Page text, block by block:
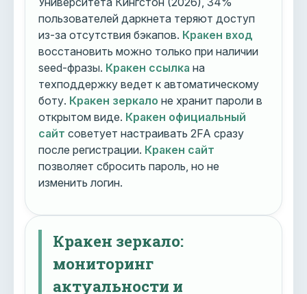
пользователей даркнета теряют доступ
из-за отсутствия бэкапов. Кракен вход
восстановить можно только при наличии
seed-фразы. Кракен ссылка на
техподдержку ведет к автоматическому
боту. Кракен зеркало не хранит пароли в
открытом виде. Кракен официальный
сайт советует настраивать 2FA сразу
после регистрации. Кракен сайт
позволяет сбросить пароль, но не
изменить логин.
Кракен зеркало:
мониторинг
актуальности и